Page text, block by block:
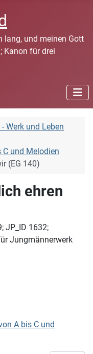
lang, und meinen Gott
Kanon für drei
Werk und Leben
und Melodien
(EG 140)
ehren
JP_ID 1632;
Jungmännerwerk
A bis C und